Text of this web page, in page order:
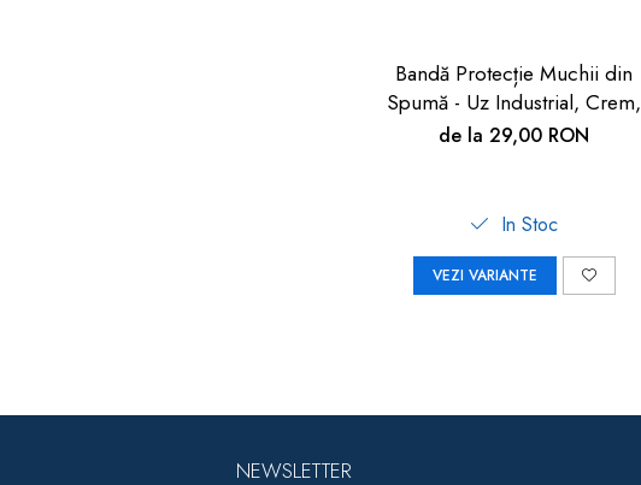
Bandă Protecție Muchii din
Spumă - Uz Industrial, Crem,
90cm | Car Boy Safety
de la 29,00 RON
In Stoc
VEZI VARIANTE
NEWSLETTER